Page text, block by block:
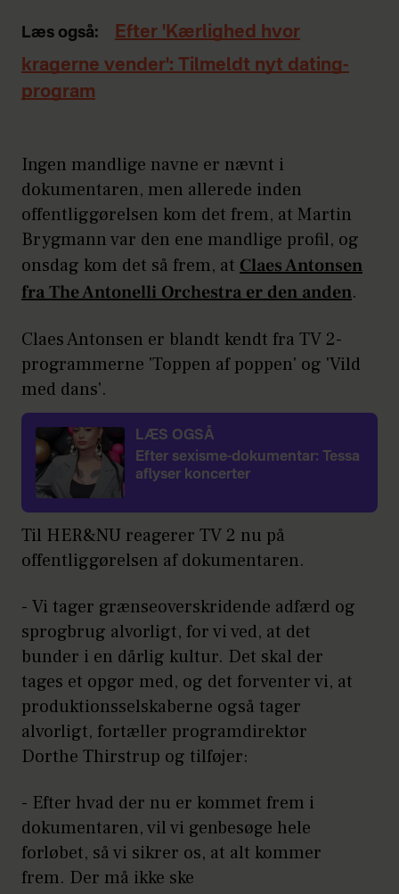
Læs også:
Efter 'Kærlighed hvor
kragerne vender': Tilmeldt nyt dating-
program
Ingen mandlige navne er nævnt i
dokumentaren, men allerede inden
offentliggørelsen kom det frem, at Martin
Brygmann var den ene mandlige profil, og
onsdag kom det så frem, at Claes Antonsen
fra The Antonelli Orchestra er den anden.
Claes Antonsen er blandt kendt fra TV 2-
programmerne 'Toppen af poppen' og 'Vild
med dans'.
LÆS OGSÅ
Efter sexisme-dokumentar: Tessa
aflyser koncerter
Til HER&NU reagerer TV 2 nu på
offentliggørelsen af dokumentaren.
- Vi tager grænseoverskridende adfærd og
sprogbrug alvorligt, for vi ved, at det
bunder i en dårlig kultur. Det skal der
tages et opgør med, og det forventer vi, at
produktionsselskaberne også tager
alvorligt, fortæller programdirektør
Dorthe Thirstrup og tilføjer:
- Efter hvad der nu er kommet frem i
dokumentaren, vil vi genbesøge hele
forløbet, så vi sikrer os, at alt kommer
frem. Der må ikke ske